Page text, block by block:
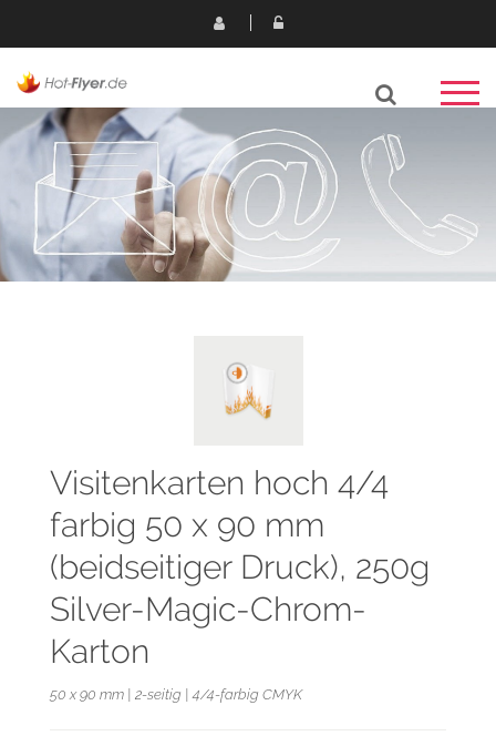
Visitenkarten hoch 4/4
farbig 50 x 90 mm
(beidseitiger Druck), 250g
Silver-Magic-Chrom-
Karton
50 x 90 mm | 2-seitig | 4/4-farbig CMYK